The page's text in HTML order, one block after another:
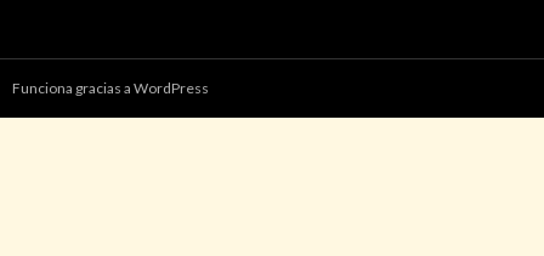
Funciona gracias a WordPress